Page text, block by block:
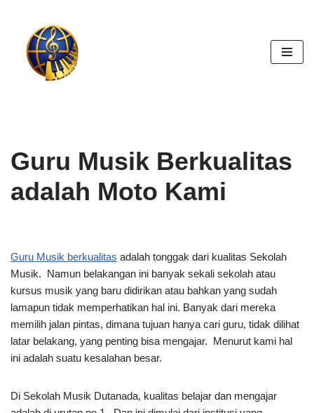
Skip
content
Guru Musik Berkualitas
adalah Moto Kami
Guru Musik berkualitas adalah tonggak dari kualitas Sekolah
Musik. Namun belakangan ini banyak sekali sekolah atau
kursus musik yang baru didirikan atau bahkan yang sudah
lamapun tidak memperhatikan hal ini. Banyak dari mereka
memilih jalan pintas, dimana tujuan hanya cari guru, tidak dilihat
latar belakang, yang penting bisa mengajar. Menurut kami hal
ini adalah suatu kesalahan besar.
Di Sekolah Musik Dutanada, kualitas belajar dan mengajar